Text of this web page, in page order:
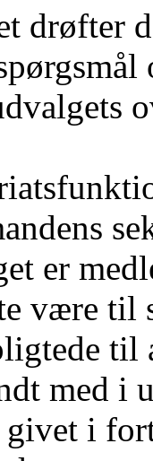
drøfter
er
være til
til
med i
i